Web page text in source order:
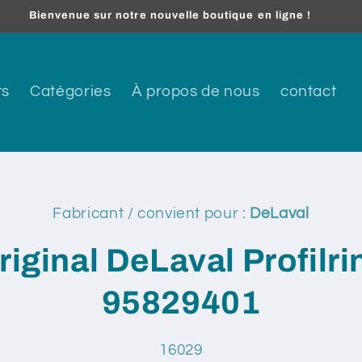
Bienvenue sur notre nouvelle boutique en ligne !
Catégories À propos de nous contact
Fabricant / convient pour : DeLaval
DeLaval
95829401
SKU:
16029